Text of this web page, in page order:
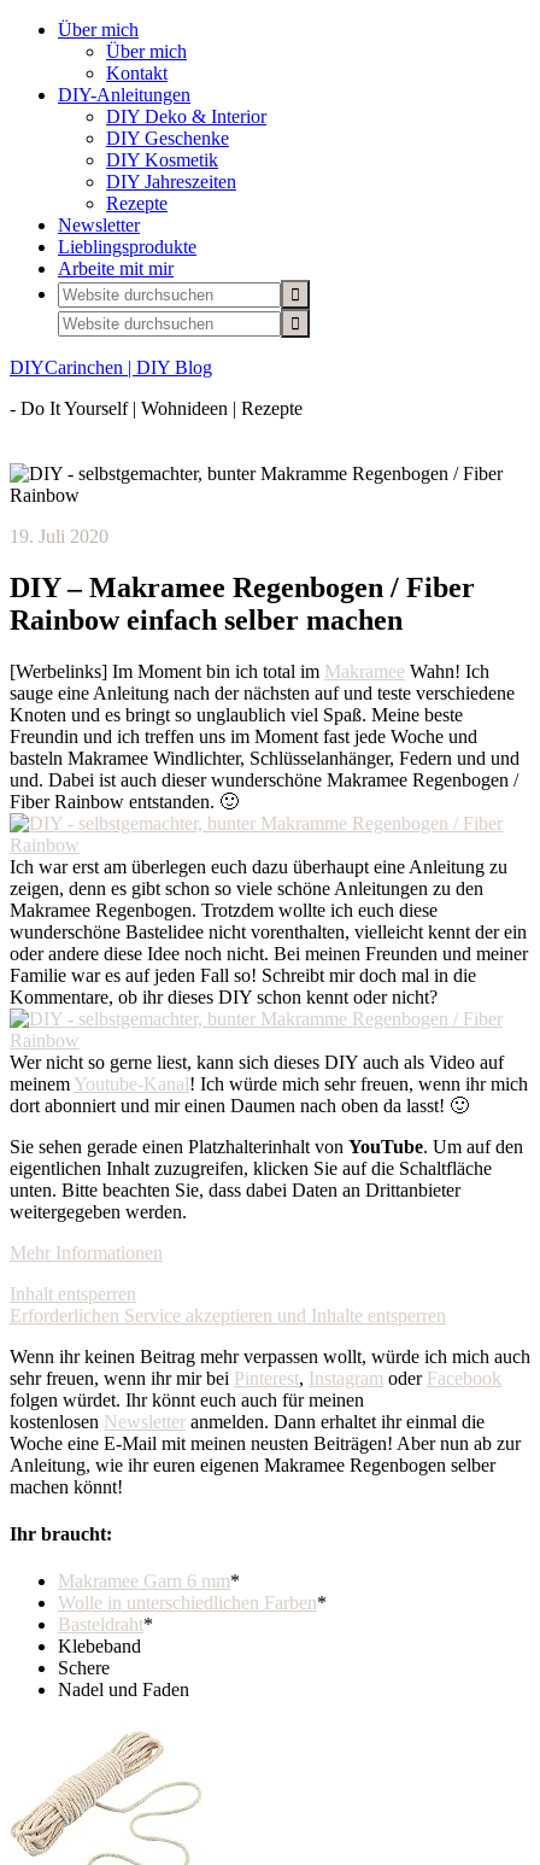
Über mich
Über mich
Kontakt
DIY-Anleitungen
DIY Deko & Interior
DIY Geschenke
DIY Kosmetik
DIY Jahreszeiten
Rezepte
Newsletter
Lieblingsprodukte
Arbeite mit mir
DIYCarinchen | DIY Blog
- Do It Yourself | Wohnideen | Rezepte
19. Juli 2020
DIY – Makramee Regenbogen / Fiber
Rainbow einfach selber machen
[Werbelinks] Im Moment bin ich total im Makramee Wahn! Ich
sauge eine Anleitung nach der nächsten auf und teste verschiedene
Knoten und es bringt so unglaublich viel Spaß. Meine beste
Freundin und ich treffen uns im Moment fast jede Woche und
basteln Makramee Windlichter, Schlüsselanhänger, Federn und und
und. Dabei ist auch dieser wunderschöne Makramee Regenbogen /
Fiber Rainbow entstanden. 🙂
Ich war erst am überlegen euch dazu überhaupt eine Anleitung zu
zeigen, denn es gibt schon so viele schöne Anleitungen zu den
Makramee Regenbogen. Trotzdem wollte ich euch diese
wunderschöne Bastelidee nicht vorenthalten, vielleicht kennt der ein
oder andere diese Idee noch nicht. Bei meinen Freunden und meiner
Familie war es auf jeden Fall so! Schreibt mir doch mal in die
Kommentare, ob ihr dieses DIY schon kennt oder nicht?
Wer nicht so gerne liest, kann sich dieses DIY auch als Video auf
meinem Youtube-Kanal! Ich würde mich sehr freuen, wenn ihr mich
dort abonniert und mir einen Daumen nach oben da lasst! 🙂
Sie sehen gerade einen Platzhalterinhalt von YouTube. Um auf den
eigentlichen Inhalt zuzugreifen, klicken Sie auf die Schaltfläche
unten. Bitte beachten Sie, dass dabei Daten an Drittanbieter
weitergegeben werden.
Mehr Informationen
Inhalt entsperren
Erforderlichen Service akzeptieren und Inhalte entsperren
Wenn ihr keinen Beitrag mehr verpassen wollt, würde ich mich auch
sehr freuen, wenn ihr mir bei Pinterest, Instagram oder Facebook
folgen würdet. Ihr könnt euch auch für meinen
kostenlosen Newsletter anmelden. Dann erhaltet ihr einmal die
Woche eine E-Mail mit meinen neusten Beiträgen! Aber nun ab zur
Anleitung, wie ihr euren eigenen Makramee Regenbogen selber
machen könnt!
Ihr braucht:
Makramee Garn 6 mm*
Wolle in unterschiedlichen Farben*
Basteldraht*
Klebeband
Schere
Nadel und Faden